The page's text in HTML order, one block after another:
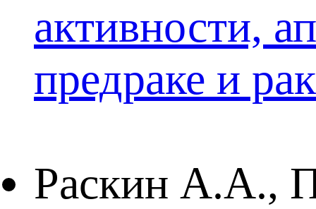
активности,
предраке и
Раскин А.А.,